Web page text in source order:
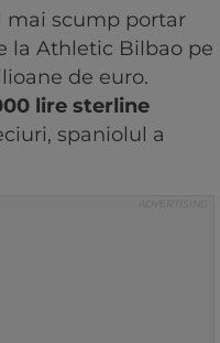
mai scump portar
la Athletic Bilbao pe
de euro.
lire sterline
spaniolul a